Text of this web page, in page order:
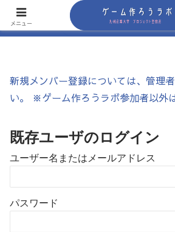
新規メンバー登録については、管理
い。 ※ゲーム作ろうラボ参加者以外
既存ユーザのログイン
ユーザー名またはメールアドレス
パスワード
メニュー